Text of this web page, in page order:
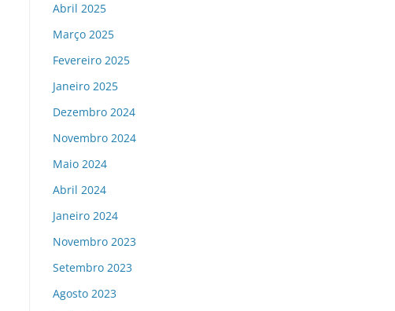
Abril 2025
Março 2025
Fevereiro 2025
Janeiro 2025
Dezembro 2024
Novembro 2024
Maio 2024
Abril 2024
Janeiro 2024
Novembro 2023
Setembro 2023
Agosto 2023